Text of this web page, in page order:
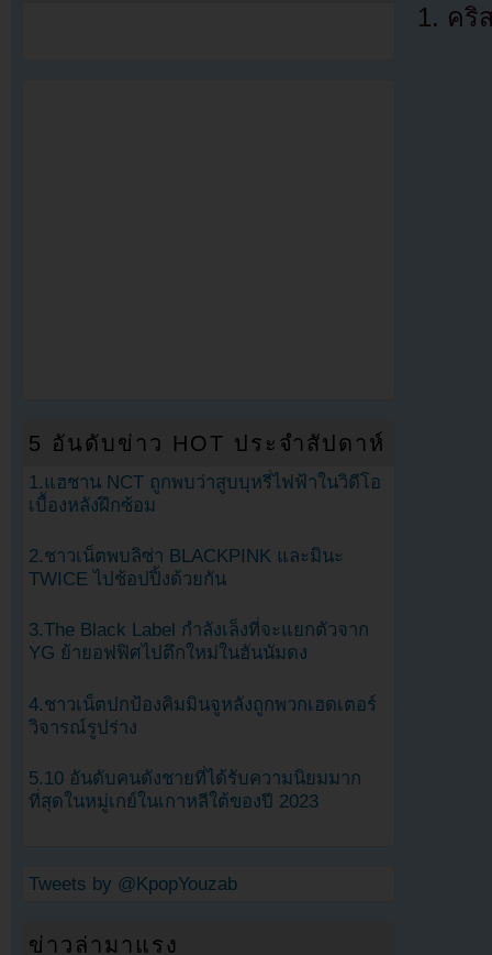
1. คริ
5 อันดับข่าว HOT ประจำสัปดาห์
1.แฮชาน NCT ถูกพบว่าสูบบุหรี่ไฟฟ้าในวิดีโอ
เบื้องหลังฝึกซ้อม
2.ชาวเน็ตพบลิซ่า BLACKPINK และมินะ
TWICE ไปช้อปปิ้งด้วยกัน
3.The Black Label กำลังเล็งที่จะแยกตัวจาก
YG ย้ายอฟฟิศไปตึกใหม่ในฮันนัมดง
4.ชาวเน็ตปกป้องคิมมินจูหลังถูกพวกเฮดเตอร์
วิจารณ์รูปร่าง
5.10 อันดับคนดังชายที่ได้รับความนิยมมาก
ที่สุดในหมู่เกย์ในเกาหลีใต้ของปี 2023
Tweets by @KpopYouzab
ข่าวล่ามาแรง